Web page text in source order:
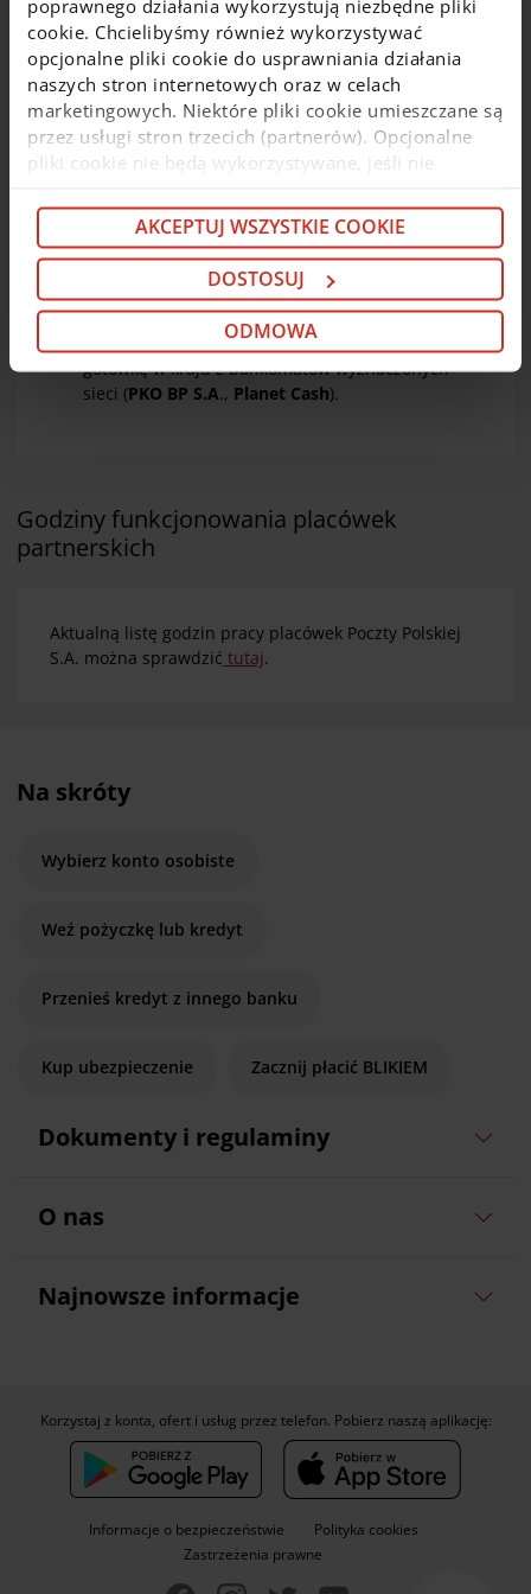
poprawnego działania wykorzystują niezbędne pliki
cookie. Chcielibyśmy również wykorzystywać
opcjonalne pliki cookie do usprawniania działania
naszych stron internetowych oraz w celach
marketingowych. Niektóre pliki cookie umieszczane są
przez usługi stron trzecich (partnerów). Opcjonalne
pliki cookie nie będą wykorzystywane, jeśli nie
cookie i partnerach znajdziesz w kolejnych zakładkach
niniejszego komunikatu oraz wPolityce cookie. Jeśli
nie chcesz wyrażać zgody na cookie opcjonalne, kliknij
„Odmowa”. Jeśli chcesz dostosować swoje wybory,
kliknij „Dostosuj”. Jeśli zgadzasz się na instalację
cookie opcjonalnych w Twoim urządzeniu (zgodnie z
Polityką cookie), kliknij „Akceptuj wszystkie cookie”.
W dowolnej chwili możesz wycofać swoją zgodę w
AKCEPTUJ WSZYSTKIE COOKIE
DOSTOSUJ
ODMOWA
wszystkichwpłatomatach sieci Euronet i Planet
Cash. Wpłat gotówki można również dokonywać
zbliżeniowo we wpłatomatach posiadających taką
funkcjonalność. Informacja o opłatach za
korzystanie z wpłatomatów dla kart
biometrycznych znajduje siętutaj.
i mikroprzedsiębiorstw:
Klienci mikroprzedsiębiorstw i rolnicymogą
wypłacać pieniądze
z bankomatówwyznaczonych siecina terenie
kraju (PKO BP S.A.,Planet Cash)
Klienci Instytucjonalnimogą
gotówkę w kraju z bankomatów wyznaczonych
sieci (PKO BP S.A., Planet Cash).
Godziny funkcjonowania placówek
partnerskich
Aktualną listę godzin pracy placówek Poczty Polskiej
S.A. można sprawdzić tutaj.
Na skróty
Wybierz konto osobiste
Weź pożyczkę lub kredyt
Przenieś kredyt z innego banku
Kup ubezpieczenie Zacznij płacić BLIKIEM
Dokumenty i regulaminy
O nas
Najnowsze informacje
Informacje o bezpieczeństwie
Polityka cookies
Zastrzeżenia prawne
Korzystaj z konta, ofert i usług przez telefon. Pobierz naszą aplikację: